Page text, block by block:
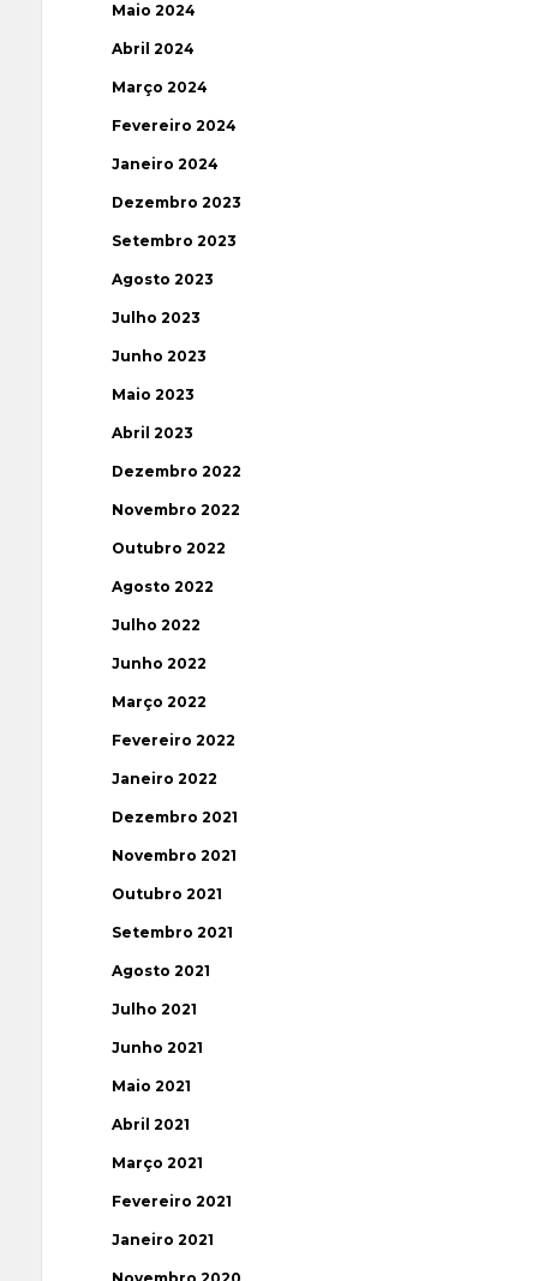
Maio 2024
Abril 2024
Março 2024
Fevereiro 2024
Janeiro 2024
Dezembro 2023
Setembro 2023
Agosto 2023
Julho 2023
Junho 2023
Maio 2023
Abril 2023
Dezembro 2022
Novembro 2022
Outubro 2022
Agosto 2022
Julho 2022
Junho 2022
Março 2022
Fevereiro 2022
Janeiro 2022
Dezembro 2021
Novembro 2021
Outubro 2021
Setembro 2021
Agosto 2021
Julho 2021
Junho 2021
Maio 2021
Abril 2021
Março 2021
Fevereiro 2021
Janeiro 2021